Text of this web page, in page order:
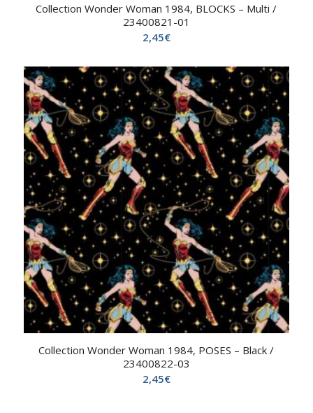
Collection Wonder Woman 1984, BLOCKS – Multi /
23400821-01
2,45€
Collection Wonder Woman 1984, POSES – Black /
23400822-03
2,45€